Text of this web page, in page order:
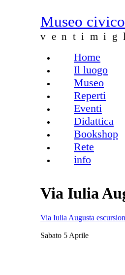
Museo
Menu principale
Home
Il luogo
Museo
Reperti
Eventi
Didattica
Bookshop
Rete
info
Via Iulia
Via Iulia Augusta
Sabato 5 Aprile